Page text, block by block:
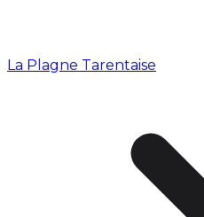
La Plagne Tarentaise